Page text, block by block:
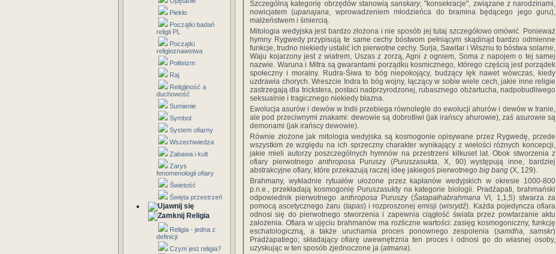
Piekło
Początki badań
religii PL
Początki
religioznawstwa
Politeizm
Raj
Religijność a
duchowość
Sumienie
Symbol
System ofiarny
Wszechwiedza
Zabawa i kult
Zarys
fenomenologii ofiary
Świetość
Święta przestrzeń
Religia
Religia - jedna z
definicji
Czym jest religia?
Szczególną kategorię obrzędów stanowiąsanskary, "konsekracje", związane z narodzinami,
nowicjatem (upanajana, wprowadzeniem młodzieńca do bramina będącego jego guru),
małżeństwem i śmiercią.
Mitologia wedyjska jest bardzo złożona i nie sposób jej tutaj szczegółowo omówić. Ponieważ
hymny Rygwedy przypisują te same cechy bóstwom pełniącym skądinąd bardzo odmienne
funkcje, trudno niekiedy ustalić ich pierwotne cechy. Surja, Sawitar i Wisznu to bóstwa solarne,
Waju kojarzony jest z wiatrem, Uszas z zorzą, Agni z ogniem, Soma z napojem o tej samej
nazwie. Waruna i Mitra są gwarantami porządku kosmicznego, którego częścią jest porządek
społeczny i moralny. Rudra-Śiwa to bóg niepokojący, budzący lęk nawet wówczas, kiedy
uzdrawia chorych. Wreszcie Indra to bóg wojny, łączący w sobie wiele cech, jakie inne religie
zastrzegają dla trickstera, postaci nadprzyrodzonej, rubasznego obżartucha, nadpobudliwego
seksualnie i tragicznego niekiedy błazna.
Ewolucja asurów i dewów w Indii przebiega równolegle do ewolucji ahurów i dewów w Iranie,
ale pod przeciwnymi znakami: dewowie są dobrotliwi (jak irańscy ahurowie), zaś asurowie są
demonami (jak irańscy dewowie).
Równie złożone jak mitologia wedyjska są kosmogonie opisywane przez Rygwedę, przede
wszystkim ze względu na ich sprzeczny charakter wynikający z wielości różnych koncepcji,
jakie mieli autorzy poszczególnych hymnów na przestrzeni kilkuset lat. Obok stworzenia z
ofiary pierwotnego anthroposaPuruszy (Puruszasukta, X, 90) występują inne, bardziej
abstrakcyjne ofiary, które przekazują raczej ideę jakiegoś pierwotnego big bang (X, 129).
Brahmany, wykładnie rytuałów ułożone przez kapłanów wedyjskich w okresie 1000-800
p.n.e., przekładają kosmogonię Puruszasukty na kategorie biologii. Pradźapati, brahmański
odpowiednik pierwotnego anthroposaPuruszy (Śatapałhabrahmana VI, 1,1,5) stwarza za
pomocą ascetycznego żaru (tapas) i rozproszonej emisji (wisrydź). Każda pojedyncza ofiara
odnosi się do pierwotnego stworzenia i zapewnia ciągłość świata przez powtarzanie aktu
założenia. Ofiara w ujęciu brahmanów ma rozliczne wartości: zasięg kosmogoniczny, funkcję
eschatologiczną, a także uruchamia proces ponownego zespolenia (samdha, samskr)
Pradźapatiego; składający ofiarę uwewnętrznia ten proces i odnosi go do własnej osoby,
uzyskując w ten sposób zjednoczone ja (atmana).